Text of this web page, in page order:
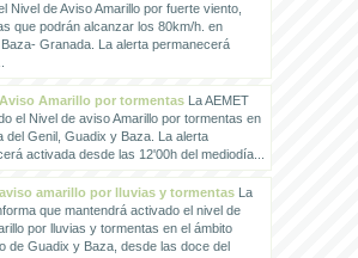
Nivel de Aviso Amarillo por fuerte viento,
que podrán alcanzar los 80km/h. en
Granada. La alerta permanecerá
Amarillo por tormentasLa AEMET
el Nivel de aviso Amarillo por tormentas en
del Genil, Guadix y Baza. La alerta
activada desde las 12'00h del mediodía...
amarillo por lluvias y tormentasLa
que mantendrá activado el nivel de
por lluvias y tormentas en el ámbito
de Guadix y Baza, desde las doce del